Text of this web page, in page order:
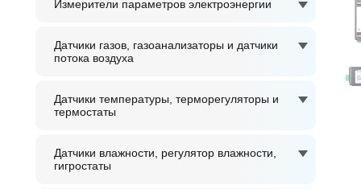
Измерители параметров электроэнергии
Датчики газов, газоанализаторы и датчики
потока воздуха
Датчики температуры, терморегуляторы и
термостаты
Датчики влажности, регулятор влажности,
гигростаты